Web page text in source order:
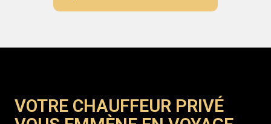
VOTRE CHAUFFEUR PRIVÉ